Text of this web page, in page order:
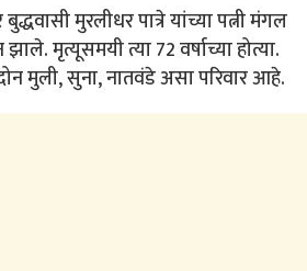
मुरलीधर पात्रे यांच्या पत्नी मंगल
मृत्यूसमयी त्या 72 वर्षाच्या होत्या.
मुली, सुना, नातवंडे असा परिवार आहे.